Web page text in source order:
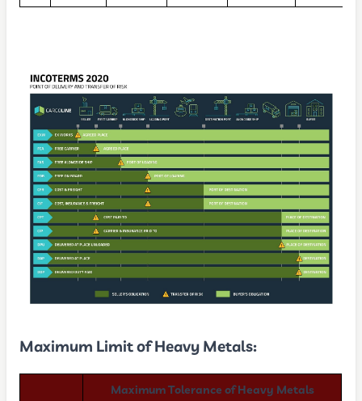
Maximum Limit of Heavy Metals:
Maximum Tolerance of Heavy Metals